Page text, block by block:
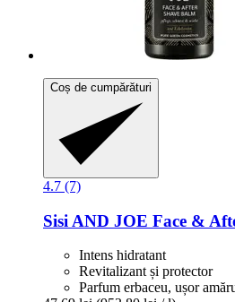
Coș de cumpărături
4.7 (7)
Sisi AND JOE Face &
Intens hidratant
Revitalizant și protector
Parfum erbaceu, ușor